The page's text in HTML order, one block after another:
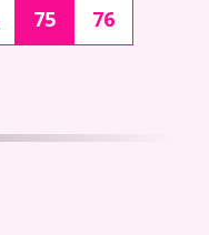
75
76